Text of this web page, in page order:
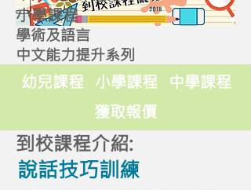
小學課程
學術及語言
中文能力提升系列
幼兒課程 小學課程
中學課程
獲取報價
到校課程介紹:
說話技巧訓練